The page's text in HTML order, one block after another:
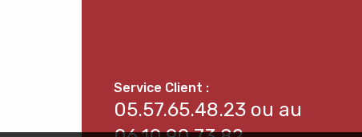
05.57.65.48.23 ou au